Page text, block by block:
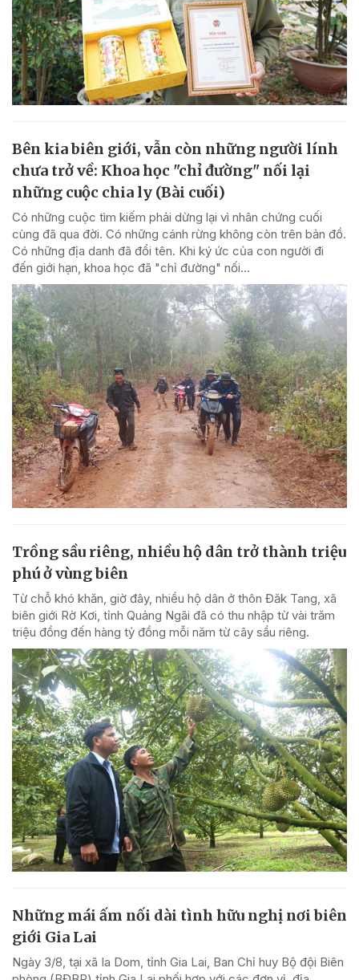
Bên kia biên giới, vẫn còn những người lính
chưa trở về: Khoa học "chỉ đường" nối lại
những cuộc chia ly (Bài cuối)
Có những cuộc tìm kiếm phải dừng lại vì nhân chứng cuối
cùng đã qua đời. Có những cánh rừng không còn trên bản đồ.
Có những địa danh đã đổi tên. Khi ký ức của con người đi
đến giới hạn, khoa học đã "chỉ đường" nối...
Trồng sầu riêng, nhiều hộ dân trở thành triệu
phú ở vùng biên
Từ chỗ khó khăn, giờ đây, nhiều hộ dân ở thôn Đăk Tang, xã
biên giới Rờ Kơi, tỉnh Quảng Ngãi đã có thu nhập từ vài trăm
triệu đồng đến hàng tỷ đồng mỗi năm từ cây sầu riêng.
Những mái ấm nối dài tình hữu nghị nơi biên
giới Gia Lai
Ngày 3/8, tại xã Ia Dom, tỉnh Gia Lai, Ban Chỉ huy Bộ đội Biên